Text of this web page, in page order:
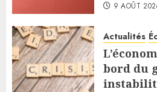
9 AOÛT
Actualités
bord du